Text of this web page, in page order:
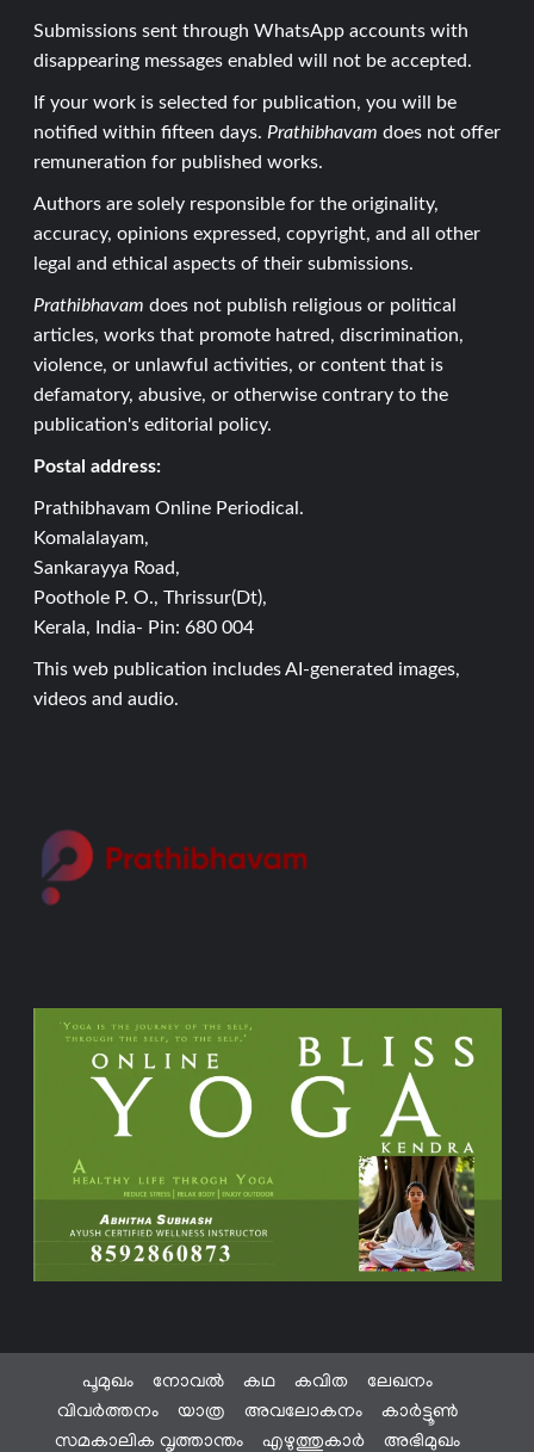
Submissions sent through WhatsApp accounts with
disappearing messages enabled will not be accepted.
If your work is selected for publication, you will be
notified within fifteen days. Prathibhavam does not offer
remuneration for published works.
Authors are solely responsible for the originality,
accuracy, opinions expressed, copyright, and all other
legal and ethical aspects of their submissions.
Prathibhavam does not publish religious or political
articles, works that promote hatred, discrimination,
violence, or unlawful activities, or content that is
defamatory, abusive, or otherwise contrary to the
publication's editorial policy.
Postal address:
Prathibhavam Online Periodical.
Komalalayam,
Sankarayya Road,
Poothole P. O., Thrissur(Dt),
Kerala, India- Pin: 680 004
This web publication includes AI-generated images,
videos and audio.
പൂമുഖം നോവൽ കഥ കവിത
ലേഖനം
വിവർത്തനം
യാത്ര അവലോകനം
കാർട്ടൂൺ
സമകാലിക വൃത്താന്തം
എഴുത്തുകാർ അഭിമുഖം